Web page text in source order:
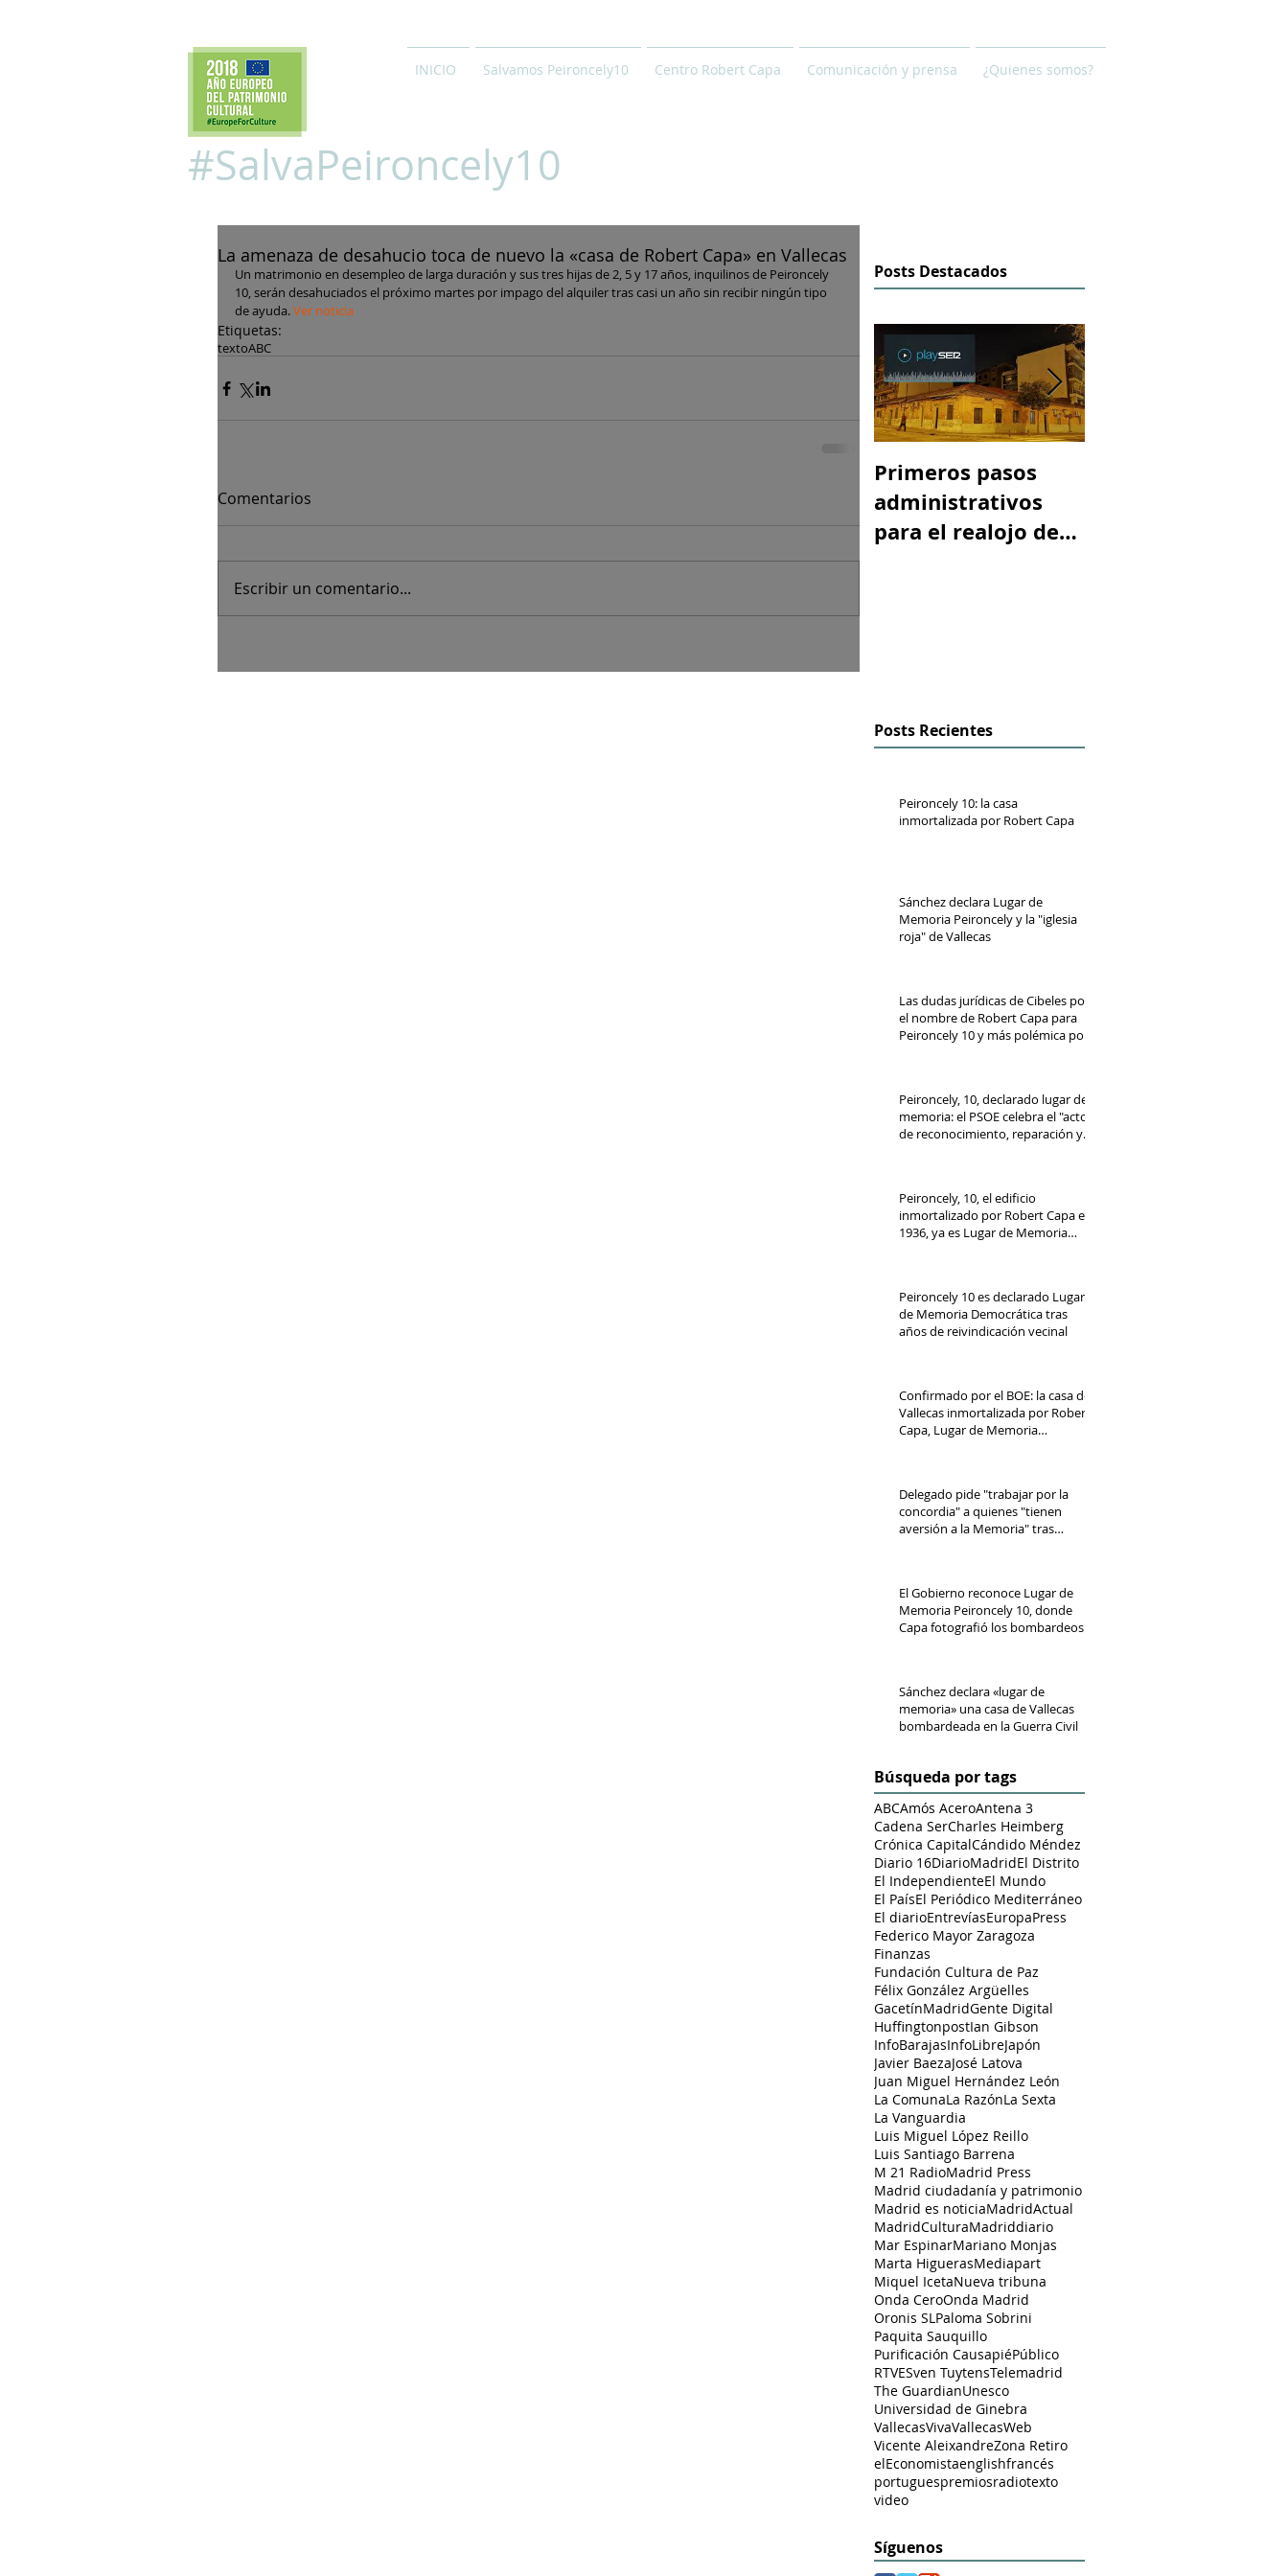
INICIO Salvamos Peironcely10 Centro Robert Capa Comunicación y prensa ¿Quienes somos?
#SalvaPeironcely10
La amenaza de desahucio toca de nuevo la «casa de Robert Capa» en Vallecas
Un matrimonio en desempleo de larga duración y sus tres hijas de 2, 5 y 17 años, inquilinos de Peironcely
10, serán desahuciados el próximo martes por impago del alquiler tras casi un año sin recibir ningún tipo
de ayuda. Ver noticia
Etiquetas:
textoABC
Comentarios
Escribir un comentario...
Posts Destacados
Primeros pasos
administrativos
para el realojo de
Posts Recientes
Peironcely 10: la casa
inmortalizada por Robert Capa
Sánchez declara Lugar de
Memoria Peironcely y la "iglesia
roja" de Vallecas
Las dudas jurídicas de Cibeles por
el nombre de Robert Capa para
Peironcely 10 y más polémica por
Peironcely, 10, declarado lugar de
memoria: el PSOE celebra el "acto
de reconocimiento, reparación y
Peironcely, 10, el edificio
inmortalizado por Robert Capa en
1936, ya es Lugar de Memoria
Peironcely 10 es declarado Lugar
de Memoria Democrática tras
años de reivindicación vecinal
Confirmado por el BOE: la casa de
Vallecas inmortalizada por Robert
Capa, Lugar de Memoria
Delegado pide "trabajar por la
concordia" a quienes "tienen
aversión a la Memoria" tras
El Gobierno reconoce Lugar de
Memoria Peironcely 10, donde
Capa fotografió los bombardeos
Sánchez declara «lugar de
memoria» una casa de Vallecas
bombardeada en la Guerra Civil
Búsqueda por tags
ABCAmós AceroAntena 3
Cadena SerCharles Heimberg
Crónica CapitalCándido Méndez
Diario 16DiarioMadridEl Distrito
El IndependienteEl Mundo
El PaísEl Periódico Mediterráneo
El diarioEntrevíasEuropaPress
Federico Mayor Zaragoza
Finanzas
Fundación Cultura de Paz
Félix González Argüelles
GacetínMadridGente Digital
HuffingtonpostIan Gibson
InfoBarajasInfoLibreJapón
Javier BaezaJosé Latova
Juan Miguel Hernández León
La ComunaLa RazónLa Sexta
La Vanguardia
Luis Miguel López Reillo
Luis Santiago Barrena
M 21 RadioMadrid Press
Madrid ciudadanía y patrimonio
Madrid es noticiaMadridActual
MadridCulturaMadriddiario
Mar EspinarMariano Monjas
Marta HiguerasMediapart
Miquel IcetaNueva tribuna
Onda CeroOnda Madrid
Oronis SLPaloma Sobrini
Paquita Sauquillo
Purificación CausapiéPúblico
RTVESven TuytensTelemadrid
The GuardianUnesco
Universidad de Ginebra
VallecasVivaVallecasWeb
Vicente AleixandreZona Retiro
elEconomistaenglishfrancés
portuguespremiosradiotexto
video
Síguenos